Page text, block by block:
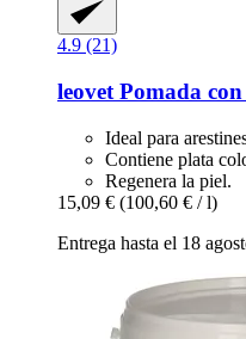
4.9 (21)
leovet Pomada
Ideal para
Contiene plata
Regenera la piel.
15,09 € (100,60 € / l)
Entrega hasta el 18